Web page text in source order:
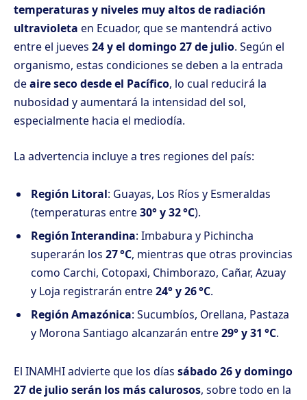
temperaturas y niveles muy altos de radiación
ultravioleta en Ecuador, que se mantendrá activo
entre el jueves 24 y el domingo 27 de julio. Según el
organismo, estas condiciones se deben a la entrada
deaire seco desde el Pacífico, lo cual reducirá la
nubosidad y aumentará la intensidad del sol,
especialmente hacia el mediodía.
La advertencia incluye a tres regiones del país:
Región Litoral: Guayas, Los Ríos y Esmeraldas
(temperaturas entre30° y 32 °C).
Región Interandina: Imbabura y Pichincha
superarán los 27 °C, mientras que otras provincias
como Carchi, Cotopaxi, Chimborazo, Cañar, Azuay
y Loja registrarán entre24° y 26 °C.
Región Amazónica: Sucumbíos, Orellana, Pastaza
y Morona Santiago alcanzarán entre29° y 31 °C.
El INAMHI advierte que los días sábado 26 y domingo
27 de julio serán los más calurosos, sobre todo en la